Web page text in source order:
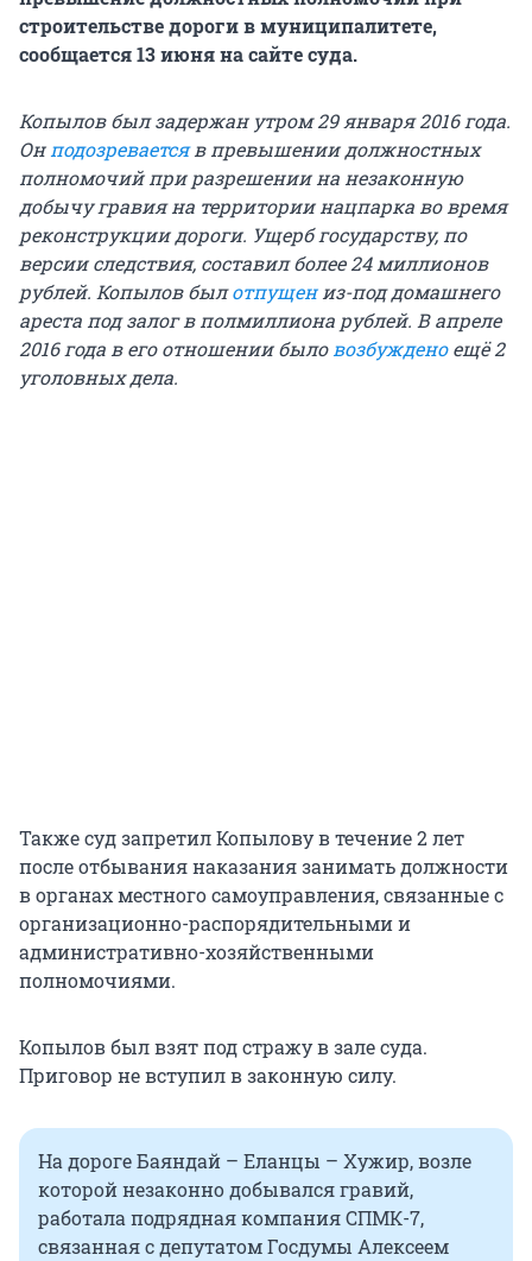
строительстве дороги в муниципалитете,
сообщается 13 июня на сайте суда.
Копылов был задержан утром 29 января 2016 года.
Он подозреваетсяв превышении должностных
полномочий при разрешении на незаконную
добычу гравия на территории нацпарка во время
реконструкции дороги. Ущерб государству, по
версии следствия, составил более 24 миллионов
рублей. Копылов былотпущениз-под домашнего
ареста под залог в полмиллиона рублей. В апреле
2016 года в его отношении было возбужденоещё 2
уголовных дела.
Также суд запретил Копылову в течение 2 лет
после отбывания наказания занимать должности
в органах местного самоуправления, связанные с
организационно-распорядительными и
административно-хозяйственными
полномочиями.
Копылов был взят под стражу в зале суда.
Приговор не вступил в законную силу.
На дороге Баяндай – Еланцы – Хужир, возле
которой незаконно добывался гравий,
работала подрядная компания СПМК-7,
связанная с депутатом Госдумы Алексеем